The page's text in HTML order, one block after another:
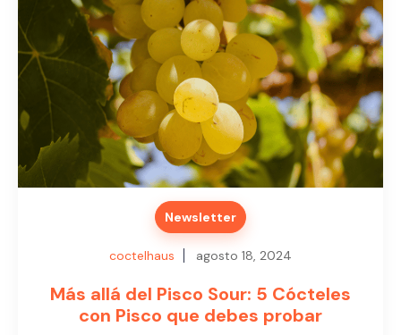
Newsletter
coctelhaus agosto 18, 2024
Más allá del Pisco Sour: 5 Cócteles
con Pisco que debes probar